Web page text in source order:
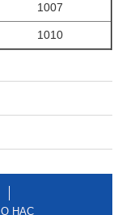
1007
1010
О НАС